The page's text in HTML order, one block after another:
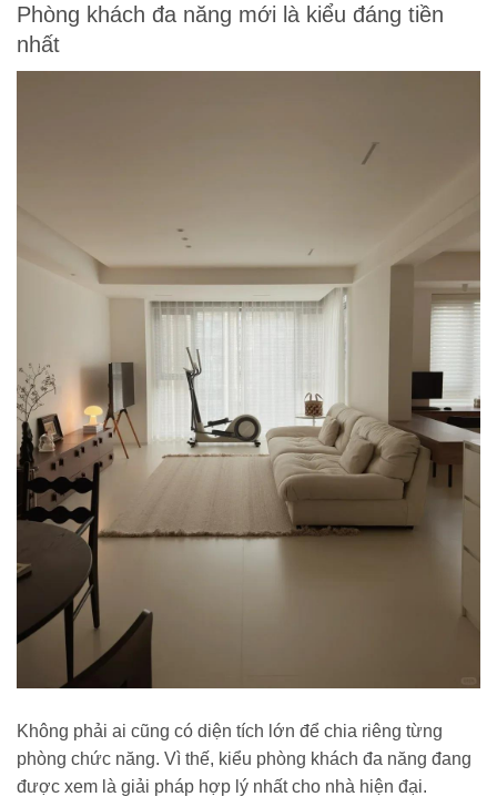
Phòng khách đa năng mới là kiểu đáng tiền
nhất
Không phải ai cũng có diện tích lớn để chia riêng từng
phòng chức năng. Vì thế, kiểu phòng khách đa năng đang
được xem là giải pháp hợp lý nhất cho nhà hiện đại.